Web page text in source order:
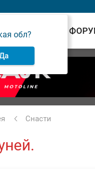
обл?ВЕСТИ
Снасти